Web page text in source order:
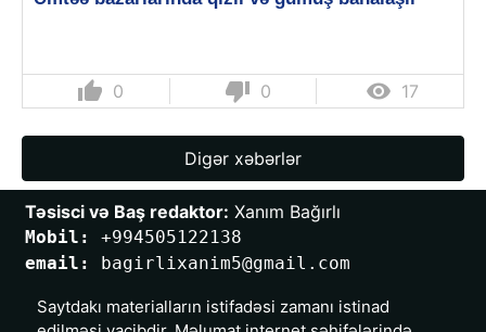
thumb_up 0 thumb_down 0  17
Digər xəbərlər
Təsisci və Baş redaktor: Xanım Bağırlı
Mobil: +994505122138
email:
bagirlixanim5@gmail.com
Saytdakı materialların istifadəsi zamanı istinad